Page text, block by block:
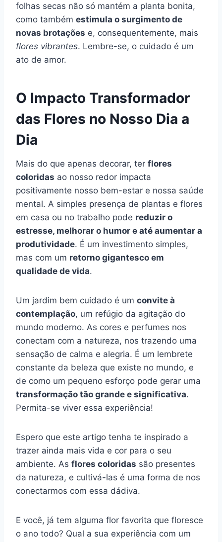
folhas secas não só mantém a planta bonita,
como também estimula o surgimento de
novas brotações e, consequentemente, mais
flores vibrantes. Lembre-se, o cuidado é um
ato de amor.
O Impacto Transformador
das Flores no Nosso Dia a
Dia
Mais do que apenas decorar, ter flores
coloridas ao nosso redor impacta
positivamente nosso bem-estar e nossa saúde
mental. A simples presença de plantas e flores
em casa ou no trabalho pode reduzir o
estresse, melhorar o humor e até aumentar a
produtividade. É um investimento simples,
mas com um retorno gigantesco em
qualidade de vida.
Um jardim bem cuidado é um convite à
contemplação, um refúgio da agitação do
mundo moderno. As cores e perfumes nos
conectam com a natureza, nos trazendo uma
sensação de calma e alegria. É um lembrete
constante da beleza que existe no mundo, e
de como um pequeno esforço pode gerar uma
transformação tão grande e significativa.
Permita-se viver essa experiência!
Espero que este artigo tenha te inspirado a
trazer ainda mais vida e cor para o seu
ambiente. As flores coloridas são presentes
da natureza, e cultivá-las é uma forma de nos
conectarmos com essa dádiva.
E você, já tem alguma flor favorita que floresce
o ano todo? Qual a sua experiência com um